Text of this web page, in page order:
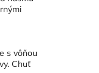
s vôňou
Chuť